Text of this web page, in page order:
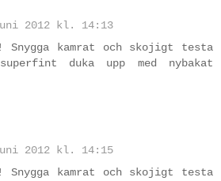
2012 kl. 14:13
kamrat och skojigt testa
duka upp med nybakat
2012 kl. 14:15
kamrat och skojigt testa